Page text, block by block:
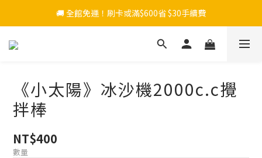
🚚 全館免運！刷卡或滿$600省 $30手續費
《小太陽》冰沙機2000c.c攪
拌棒
NT$400
數量